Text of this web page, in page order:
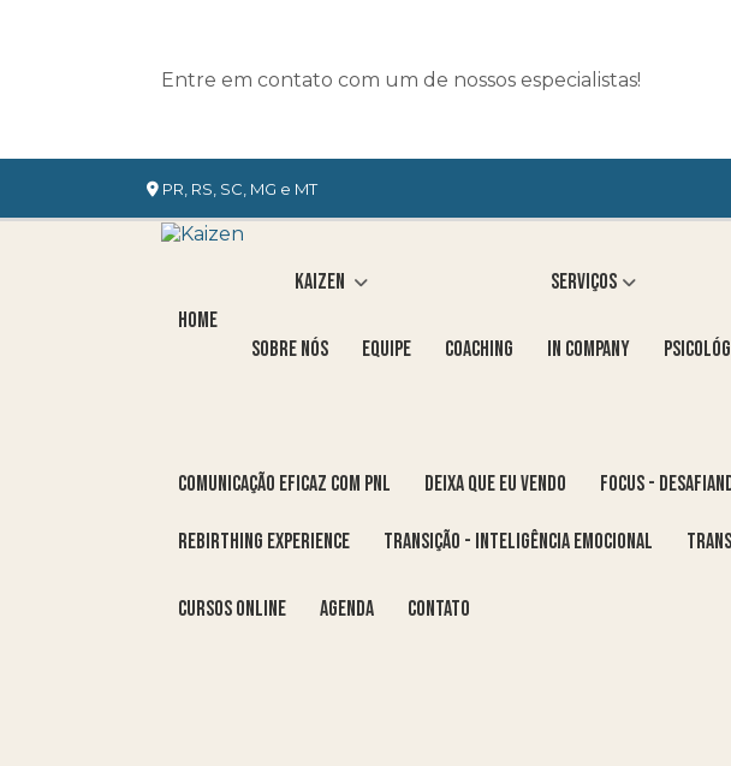
Entre em contato com um de nossos especialistas!
PR, RS, SC, MG e MT
Home
Kaizen
Sobre nós Equipe
Serviços
Coaching in company
COMUNICAÇÃO EFICAZ COM PNL DEIXA QUE EU VENDO FOCUS -
REBIRTHING EXPERIENCE TRANSIÇÃO - INTELIGÊNCIA EMOCIONAL
Cursos Online Agenda Contato